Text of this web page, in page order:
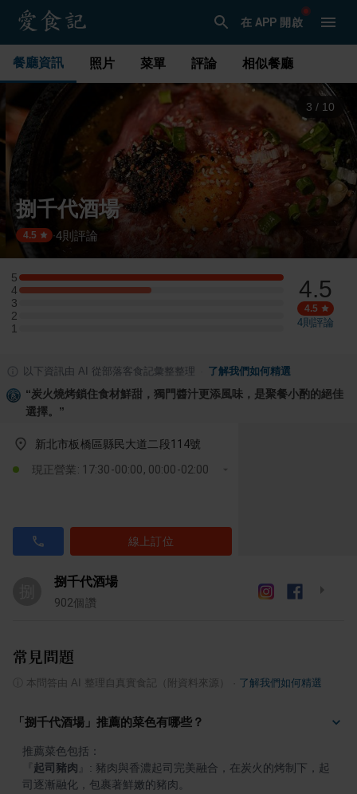
在 APP 開啟
餐廳資訊 照片 菜單 評論 相似餐廳
3 / 10
捌千代酒場
4.5 ·4則評論
5
5 星：2 則評論
4
4 星：1 則評論
3
3 星：0 則評論
2
2 星：0 則評論
1
1 星：0 則評論
4.5
4.5
4則評論
以下資訊由 AI 從部落客食記彙整整理 了解我們如何精選
“炭火燒烤鎖住食材鮮甜，獨門醬汁更添風味，是聚餐小酌的絕佳
選擇。 ”
新北市板橋區縣民大道二段114號
現正營業: 17:30-00:00, 00:00-02:00
線上訂位
捌千代酒場
902個讚
常見問題
本問答由 AI 整理自真實食記（附資料來源） 了解我們如何精選
「捌千代酒場」推薦的菜色有哪些？
起司豬肉
: 豬肉與香濃起司完美融合，在炭火的烤制下，起